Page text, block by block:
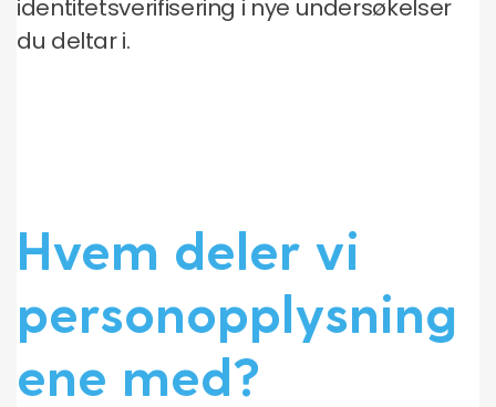
identitetsverifisering i nye undersøkelser
du deltar i.
Hvem deler vi
personopplysning
ene med?